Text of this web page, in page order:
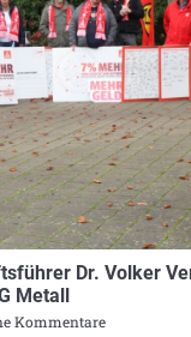
Dr. Volker
Metall
Kommentare